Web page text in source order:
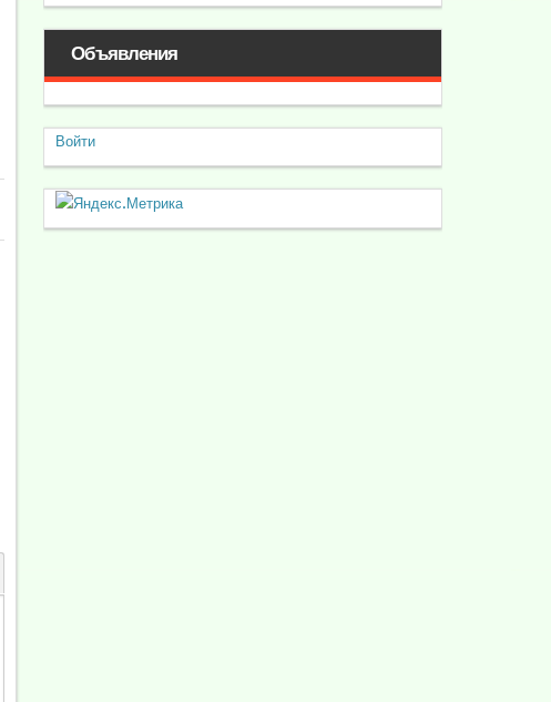
Объявления
Войти